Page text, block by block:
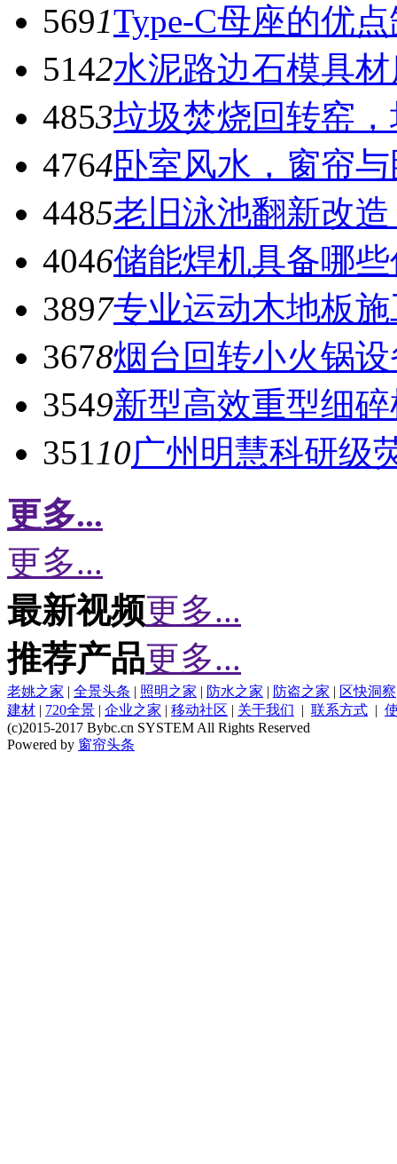
5691Type-C母座的优
5142水泥路边石模具
4853垃圾焚烧回转窑
4764卧室风水，窗帘
4485老旧泳池翻新改
4046储能焊机具备哪
3897专业运动木地板
3678烟台回转小火锅
3549新型高效重型细
35110广州明慧科研级
更多...
更多...
最新视频更多...
推荐产品更多...
老姚之家 | 全景头条 | 照明之家 | 防水之家 | 防盗之家 | 区快洞察
建材 | 720全景 | 企业之家 | 移动社区 | 关于我们 | 联系方式 |
(c)2015-2017 Bybc.cn SYSTEM All Rights Reserved
Powered by 窗帘头条